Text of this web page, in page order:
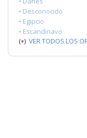
• Desconocido
• Egipcio
• Escandinavo
(+) VER TODOS LOS